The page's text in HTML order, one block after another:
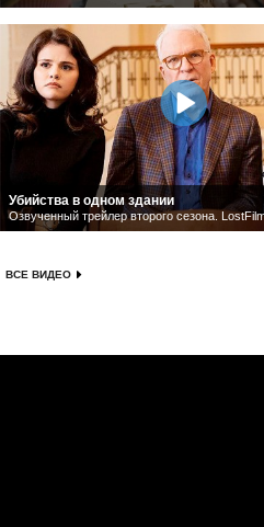
Убийства в одном здании
Озвученный трейлер второго сезона.
ВСЕ ВИДЕО